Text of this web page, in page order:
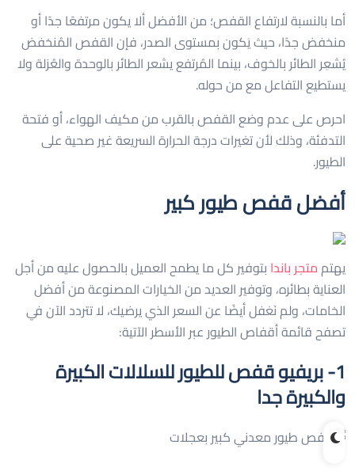
أما بالنسبة لارتفاع القفص؛ من الأفضل ألا يكون مرتفعًا جدًا أو
منخفض جدًا، حيث يَكون بمستوى الصدر، فإن القفص المُنخفض
يُشعِر الطائر بالخوف، بينما المُرتفع يشعر الطائر بالوحدة والعُزلة ولا
يستطيع التفاعل مع من حوله.
احرص على عدم وضع القفص بالقرب من مكيف الهواء، أو فتحة
التدفئة، وذلك لأن تغيرات درجة الحرارة السريعة غير صحية على
الطيور.
أفضل قفص طيور كبير
يهتممتجر باندا بتوفير كل ما يطمح العميل بالحصول عليه من أجل
العناية بطائره، وتوفير العديد من الخيارات المصنوعة من أفضل
الخامات، ولم نَغفل أيضًا عن السعر الذي يرضيك، لا تتردد الآن في
تصفح قائمة أقفاص الطيور عبر الأسطر الآتية:
1- بريفيو قفص للطيور للسلالات الكبيرة
والكبيرة جدا